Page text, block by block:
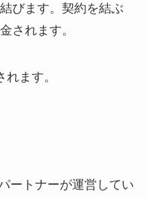
びます。契約を結ぶ
されます。
ます。
ートナーが運営してい